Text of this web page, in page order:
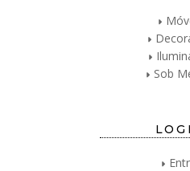
Sob